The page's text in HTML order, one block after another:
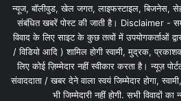
न्यूज, बॉलीवुड, खेल जगत, लाइफस्टाइल, बिजनेस,
संबंधित खबरें पोस्ट की जाती है। Disclaimer -
विवाद के लिए साइट के कुछ तत्वों में उपयोगकर्ताओं
/ विडियो आदि ) शामिल होगी स्वामी, मुद्रक,
लिए कोई ज़िम्मेदार नहीं स्वीकार करता है। न्यूज़
संवाददाता / खबर देने वाला स्वयं जिम्मेदार होगा,
भी जिम्मेदारी नहीं होगी. सभी विवादों का